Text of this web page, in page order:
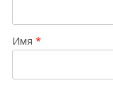
Имя *